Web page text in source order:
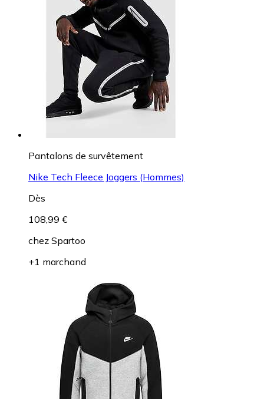
Pantalons de survêtement
Nike Tech Fleece Joggers (Hommes)
Dès
108,99 €
chez Spartoo
+1 marchand